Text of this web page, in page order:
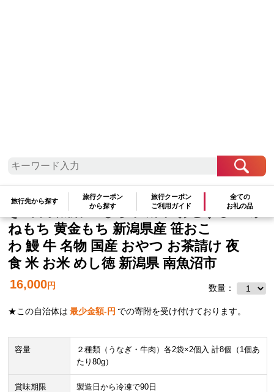
旅行先から探す
旅行クーポン
から探す
旅行クーポン
ご利用ガイド
全ての
お礼の品
新潟県
(M-44)【無地熨斗】 笹 おにぎり おこ
わ 餅米 2種 食べ比べ 80g×計8個 うな
ぎ 牛肉 魚沼産 もち米 餅米 おむすび こが
ねもち 黄金もち 新潟県産 笹おこ
わ 鰻 牛 名物 国産 おやつ お茶請け 夜
食 米 お米 めし徳 新潟県 南魚沼市
16,000円 数量：
★この自治体は 最少金額-円 での寄附を受け付けております。
容量
２種類（うなぎ・牛肉）各2袋×2個入 計8個（1個あ
たり80g）
賞味期限 製造日から冷凍で90日